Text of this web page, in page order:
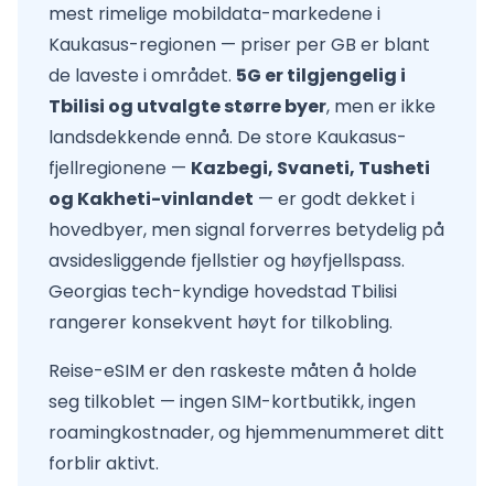
mest rimelige mobildata-markedene i
Kaukasus-regionen — priser per GB er blant
de laveste i området. 5G er tilgjengelig i
Tbilisi og utvalgte større byer, men er ikke
landsdekkende ennå. De store Kaukasus-
fjellregionene — Kazbegi, Svaneti, Tusheti
og Kakheti-vinlandet — er godt dekket i
hovedbyer, men signal forverres betydelig på
avsidesliggende fjellstier og høyfjellspass.
Georgias tech-kyndige hovedstad Tbilisi
rangerer konsekvent høyt for tilkobling.
Reise-eSIM er den raskeste måten å holde
seg tilkoblet — ingen SIM-kortbutikk, ingen
roamingkostnader, og hjemmenummeret ditt
forblir aktivt.